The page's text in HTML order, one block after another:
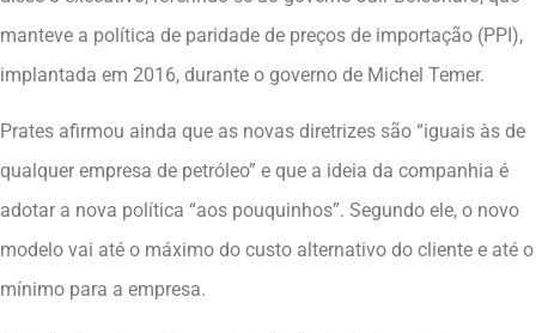
manteve a política de paridade de preços de importação (PPI),
implantada em 2016, durante o governo de Michel Temer.
Prates afirmou ainda que as novas diretrizes são “iguais às de
qualquer empresa de petróleo” e que a ideia da companhia é
adotar a nova política “aos pouquinhos”. Segundo ele, o novo
modelo vai até o máximo do custo alternativo do cliente e até o
mínimo para a empresa.